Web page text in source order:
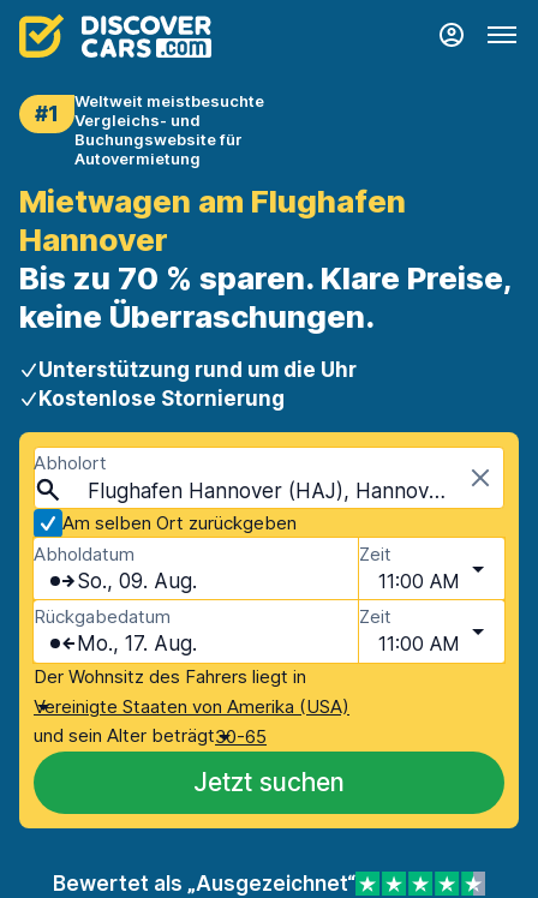
#1
Weltweit meistbesuchte
Vergleichs- und
Buchungswebsite für
Autovermietung
Mietwagen am Flughafen
Hannover
Bis zu 70 % sparen. Klare Preise,
keine Überraschungen.
Unterstützung rund um die Uhr
Kostenlose Stornierung
Abholort
Flughafen Hannover (HAJ), Hannover, Deutschland
Am selben Ort zurückgeben
Abholdatum
So., 09. Aug.
Zeit
11:00 AM
Rückgabedatum
Mo., 17. Aug.
Zeit
11:00 AM
Der Wohnsitz des Fahrers liegt in
Vereinigte Staaten von Amerika (USA)
und sein Alter beträgt30-65
Jetzt suchen
Bewertet als „Ausgezeichnet“